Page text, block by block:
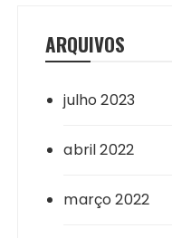
ARQUIVOS
julho 2023
abril 2022
março 2022